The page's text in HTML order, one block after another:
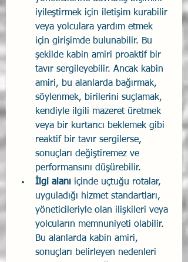
iyileştirmek için iletişim kurabilir
veya yolculara yardım etmek
için girişimde bulunabilir. Bu
şekilde kabin amiri proaktif bir
tavır sergileyebilir. Ancak kabin
amiri, bu alanlarda bağırmak,
söylenmek, birilerini suçlamak,
kendiyle ilgili mazeret üretmek
veya bir kurtarıcı beklemek gibi
reaktif bir tavır sergilerse,
sonuçları değiştiremez ve
performansını düşürebilir.
İlgi alanı içinde uçtuğu rotalar,
uyguladığı hizmet standartları,
yöneticileriyle olan ilişkileri veya
yolcuların memnuniyeti olabilir.
Bu alanlarda kabin amiri,
sonuçları belirleyen nedenleri